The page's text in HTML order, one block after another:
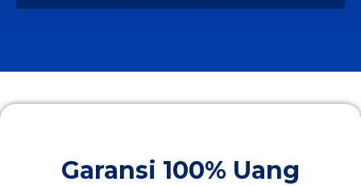
Garansi 100% Uang